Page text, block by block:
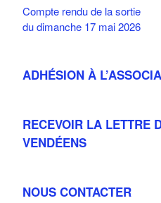
Compte rendu de la sortie
du dimanche 17 mai 2026
ADHÉSION À
RECEVOIR LA LETTRE
VENDÉENS
NOUS CONTACTER